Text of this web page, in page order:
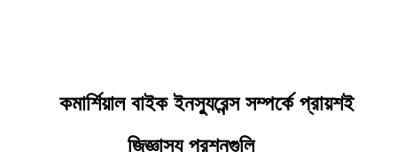
কমার্শিয়াল বাইক ইনস্যুরেন্স সম্পর্কে প্রায়শই
জিজ্ঞাস্য প্রশ্নগুলি